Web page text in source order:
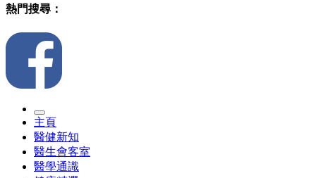
熱門搜尋：
主頁
醫健新知
醫生會客室
醫學通識